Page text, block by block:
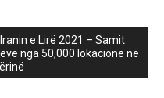
e Lirë 2021 – Samit
nga 50,000 lokacione në